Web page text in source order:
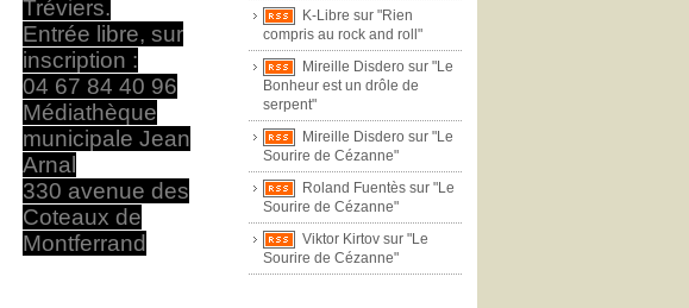
K-Libre sur "Rien
compris au rock and roll"
Mireille Disdero sur "Le
Bonheur est un drôle de
serpent"
Mireille Disdero sur "Le
Sourire de Cézanne"
Roland Fuentès sur "Le
Sourire de Cézanne"
Viktor Kirtov sur "Le
Sourire de Cézanne"
Tréviers.
Entrée libre, sur
inscription :
04 67 84 40 96
Médiathèque
municipale Jean
Arnal
330 avenue des
Coteaux de
Montferrand